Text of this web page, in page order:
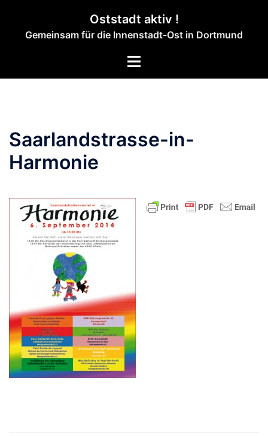
springen
Oststadt aktiv !
Gemeinsam für die Innenstadt-Ost in Dortmund
Menü
Saarlandstrasse-in-
Harmonie